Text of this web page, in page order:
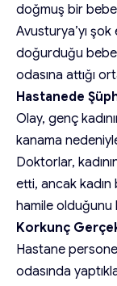
doğmuş bir
Avusturya’yı
doğurduğu
odasına attığı
Hastanede
Olay, genç
kanama
Doktorlar,
etti, ancak kadın
hamile olduğunu
Korkunç
Hastane
odasında